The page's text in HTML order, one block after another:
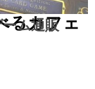
るカフェ